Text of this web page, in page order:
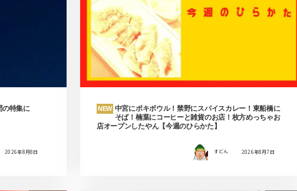
の特集に
2026年8月8日
NEW 中宮にポキボウル！禁野にスパイスカレー！東船橋に
そば！楠葉にコーヒーと雑貨のお店！枚方めっちゃお
店オープンしたやん【今週のひらかた】
すどん 2026年8月7日